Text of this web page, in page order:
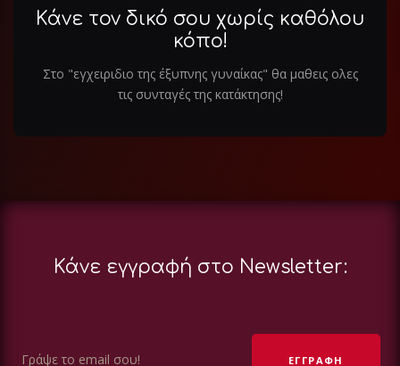
Κάνε τον δικό σου χωρίς καθόλου
κόπο!
Στο "εγχειριδιο της έξυπνης γυναίκας" θα μαθεις ολες
τις συνταγές της κατάκτησης!
Κάνε εγγραφή στο Newsletter: